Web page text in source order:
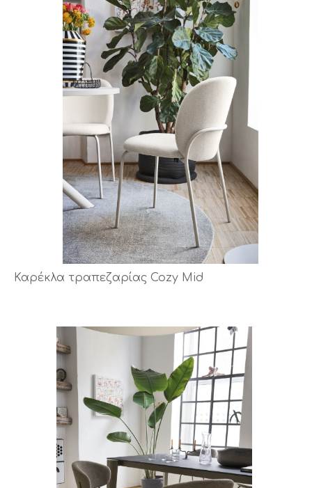
Καρέκλα τραπεζαρίας Cozy Mid